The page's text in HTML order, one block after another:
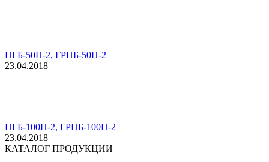
ПГБ-50Н-2, ГРПБ-50Н-2
23.04.2018
ПГБ-100Н-2, ГРПБ-100Н-2
23.04.2018
КАТАЛОГ ПРОДУКЦИИ